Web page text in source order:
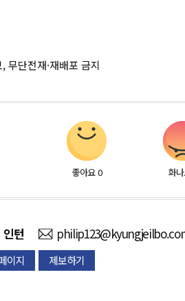
단전재·재배포 금지
좋아요 0 화
인턴
이지 제보하기